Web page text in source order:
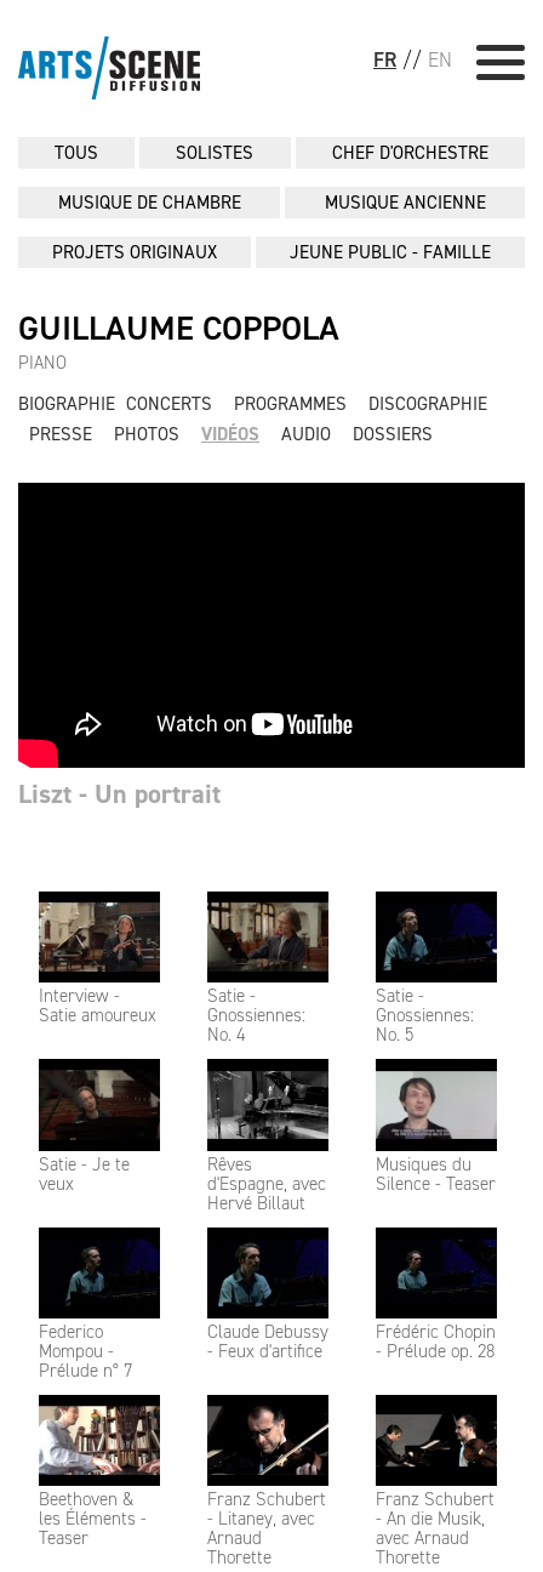
FR // EN
TOUS SOLISTES CHEF D'ORCHESTRE
MUSIQUE DE CHAMBRE MUSIQUE ANCIENNE
PROJETS ORIGINAUX JEUNE PUBLIC - FAMILLE
GUILLAUME COPPOLA
PIANO
BIOGRAPHIE CONCERTS PROGRAMMES
DISCOGRAPHIE
PRESSE
PHOTOS VIDÉOS AUDIO DOSSIERS
Interview -
Satie amoureux
Satie -
Gnossiennes:
No. 4
Satie -
Gnossiennes:
No. 5
Satie - Je te
veux
Rêves
d'Espagne, avec
Hervé Billaut
Musiques du
Silence - Teaser
Federico
Mompou -
Prélude n° 7
Claude Debussy
- Feux d'artifice
Frédéric Chopin
- Prélude op. 28
Beethoven &
les Éléments -
Teaser
Franz Schubert
- Litaney, avec
Arnaud
Thorette
Franz Schubert
- An die Musik,
avec Arnaud
Thorette
Liszt - Un portrait